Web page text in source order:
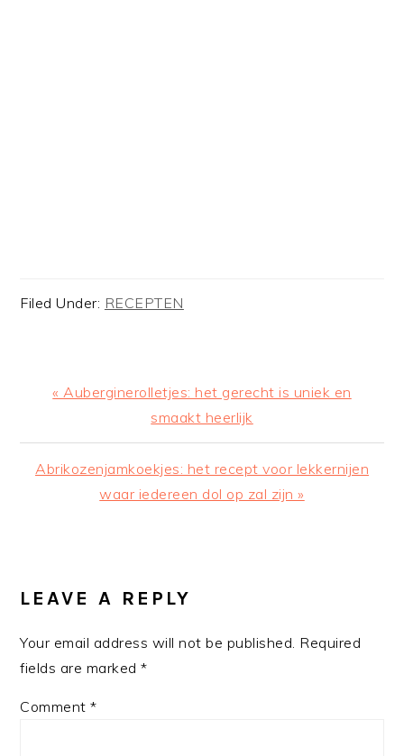
Filed Under: RECEPTEN
Previous
« Auberginerolletjes: het gerecht is uniek en
smaakt heerlijk
Next
Abrikozenjamkoekjes: het recept voor lekkernijen
waar iedereen dol op zal zijn »
INTERACTIONS
LEAVE A REPLY
Your email address will not be published. Required
fields are marked*
Comment*